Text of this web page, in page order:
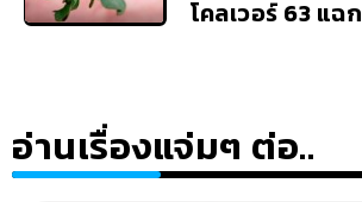
โคลเวอร์ 63 แฉก
อ่านเรื่องแจ่มๆ ต่อ..